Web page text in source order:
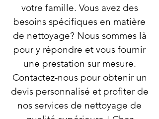
votre famille. Vous avez des
besoins spécifiques en matière
de nettoyage? Nous sommes là
pour y répondre et vous fournir
une prestation sur mesure.
Contactez-nous pour obtenir un
devis personnalisé et profiter de
nos services de nettoyage de